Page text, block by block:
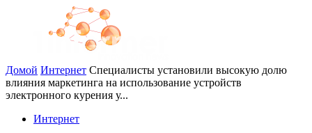
Домой Интернет Специалисты установили высокую долю
влияния маркетинга на использование устройств
электронного курения у...
Интернет